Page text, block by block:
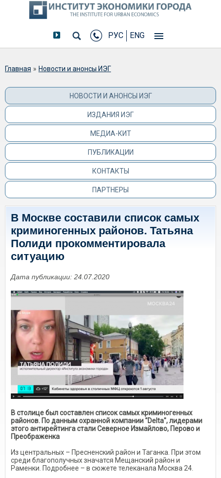
РУС ENG
Вы здесь
Главная » Новости и анонсы ИЭГ
НОВОСТИ И АНОНСЫ ИЭГ
ИЗДАНИЯ ИЭГ
МЕДИА-КИТ
ПУБЛИКАЦИИ
КОНТАКТЫ
ПАРТНЕРЫ
В Москве составили список самых
криминогенных районов. Татьяна
Полиди прокомментировала
ситуацию
Дата публикации: 24.07.2020
В столице был составлен список самых криминогенных
районов. По данным охранной компании "Delta", лидерами
этого антирейтинга стали Северное Измайлово, Перово и
Преображенка
Из центральных – Пресненский район и Таганка. При этом
среди благополучных значатся Мещанский район и
Раменки. Подробнее – в сюжете телеканала Москва 24.